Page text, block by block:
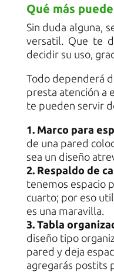
Qué más
Sin duda alguna,
versatil. Que te
decidir su uso,
Todo dependerá
presta atención a
te pueden servir
1. Marco para
de una pared
sea un diseño
2. Respaldo de
tenemos espacio
cuarto; por eso
es una maravilla.
3. Tabla
diseño tipo
pared y deja
agregarás postits